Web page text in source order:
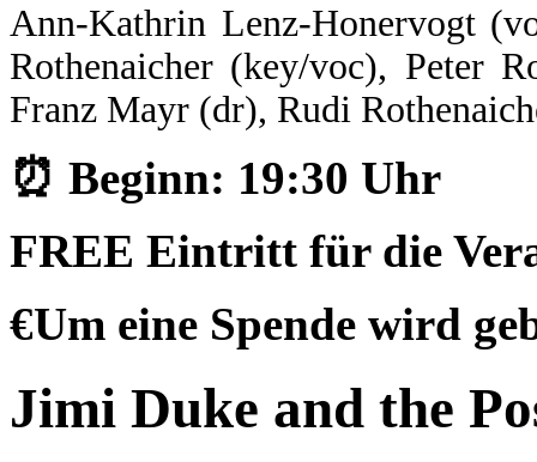
Ann-Kathrin Lenz-Honervogt
Rothenaicher (key/voc), Peter
Franz Mayr (dr), Rudi
⏰ Beginn: 19:30 Uhr
FREE Eintritt für die
€Um eine Spende wird
Jimi Duke and the